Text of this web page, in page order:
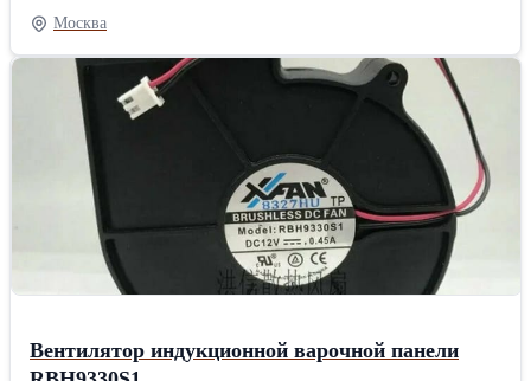
технике. С размерами 119x119x38 мм и мощностью 22 Вт, этот
вентилятор обеспечивает эффективное охлаждение и
поддержание оптимальной температуры в корпусах систем и
распределительных шкафах. Макс. скорость вращения, об/мин
-2650 Макс. воздушный поток, CFM -89 Напряжение питания, В
-220 Тип подшипника -Шариковый Материал ядра радиатора -
Медь Материал ребер радиатора - Алюминий Размеры, мм -
119х119х38
Москва
Вентилятор индукционной варочной панели